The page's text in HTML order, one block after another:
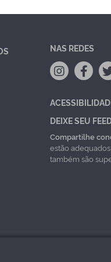
NAS REDES
DEIXE SEU
Compartilhe
estão
também são